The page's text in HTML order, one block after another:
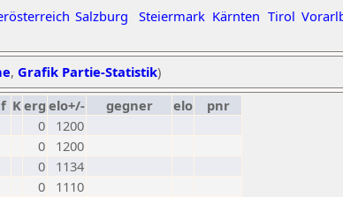
Salzburg Steiermark Kärnten Tirol
, Grafik Partie-Statistik)
f Kerg elo+/- gegner elo
pnr
0
1200
0
1200
0
1134
0
1110